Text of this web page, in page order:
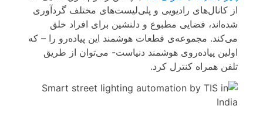
از کانال‌های رادیویی و پلی‌لیست‌های مختلف گردآوری
شده‌اند، فضایی مطبوع و دلنشین برای افراد خلق
می‌کند. مجموعه‌ی قطعات هوشمند این پیاده‌رو را – که
اولین پیاده‌روی هوشمند دنیاست- می‌توان از طریق
تلفن همراه کنترل کرد.